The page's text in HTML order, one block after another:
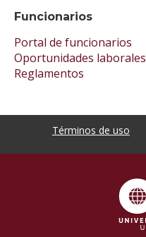
Funcionarios
Portal de funcionarios
Oportunidades laborales
Reglamentos
Términos de uso